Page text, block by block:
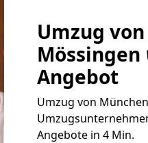
Umzug
Mössingen
Angebot
Umzug von
Angebote in 4 Min.